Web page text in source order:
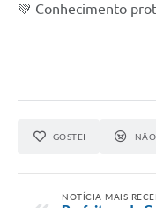
💚 Conhecimento
GOSTEI
NOTÍCIA MAIS